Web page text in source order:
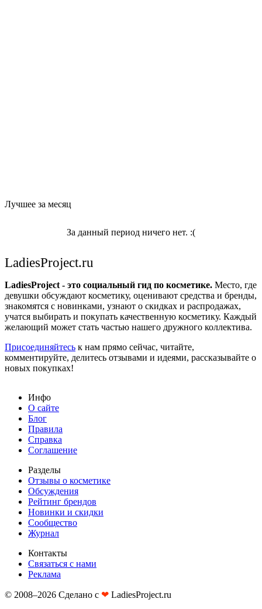
Лучшее за месяц
За данный период ничего нет. :(
LadiesProject.ru
LadiesProject - это социальный гид по косметике. Место, где
девушки обсуждают косметику, оценивают средства и бренды,
знакомятся с новинками, узнают о скидках и распродажах,
учатся выбирать и покупать качественную косметику. Каждый
желающий может стать частью нашего дружного коллектива.
Присоединяйтесь к нам прямо сейчас, читайте,
комментируйте, делитесь отзывами и идеями, рассказывайте о
новых покупках!
Инфо
О сайте
Блог
Правила
Справка
Соглашение
Разделы
Отзывы о косметике
Обсуждения
Рейтинг брендов
Новинки и скидки
Сообщество
Журнал
Контакты
Связаться с нами
Реклама
© 2008–2026 Сделано с ❤︎ LadiesProject.ru